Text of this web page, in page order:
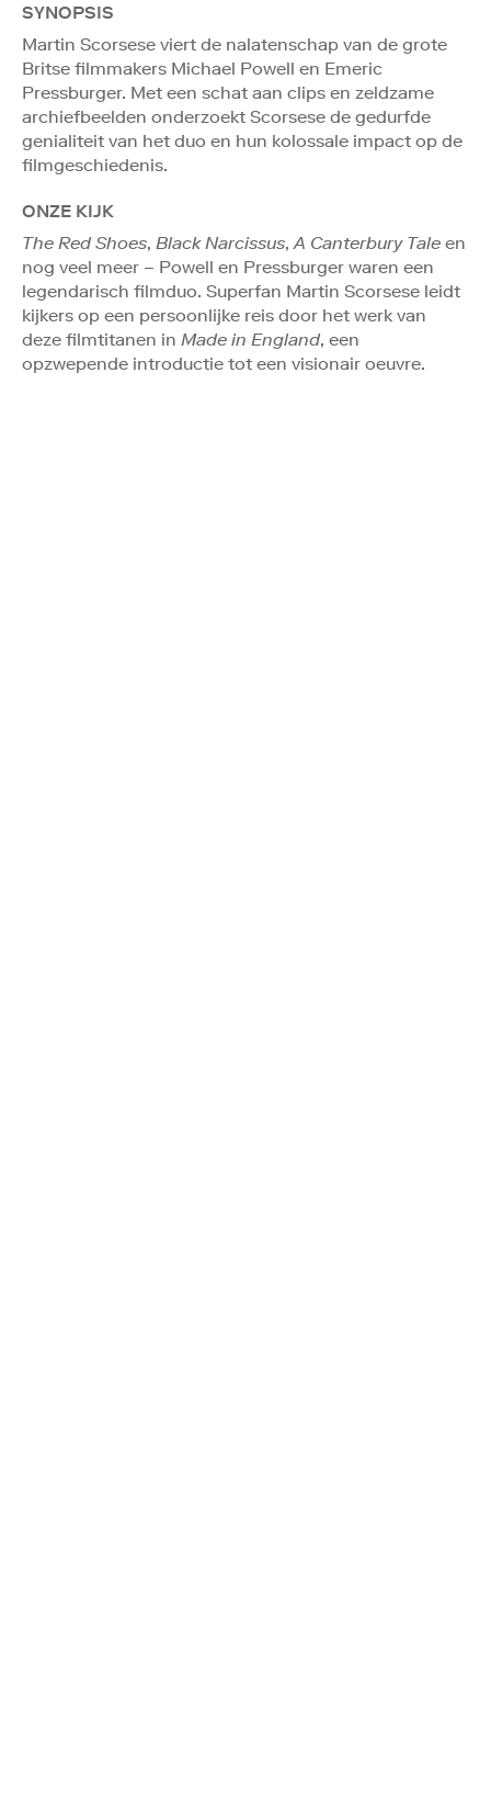
SYNOPSIS
Martin Scorsese viert de nalatenschap van de grote
Britse filmmakers Michael Powell en Emeric
Pressburger. Met een schat aan clips en zeldzame
archiefbeelden onderzoekt Scorsese de gedurfde
genialiteit van het duo en hun kolossale impact op de
filmgeschiedenis.
ONZE KIJK
The Red Shoes, Black Narcissus,A Canterbury Tale en
nog veel meer – Powell en Pressburger waren een
legendarisch filmduo. Superfan Martin Scorsese leidt
kijkers op een persoonlijke reis door het werk van
deze filmtitanen in Made in England, een
opzwepende introductie tot een visionair oeuvre.